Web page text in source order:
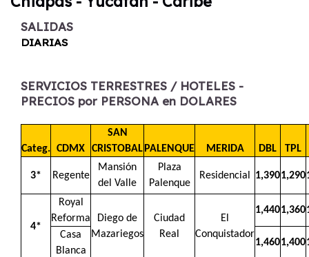
dashboard Hoteles 5*
SALIDAS
DIARIAS
SERVICIOS TERRESTRES / HOTELES -
PRECIOS por PERSONA en DOLARES
Categ. CDMX
SAN
CRISTOBAL PALENQUE MERIDA DBL TPL
3* Regente
Mansión
del Valle
Plaza
Palenque
Residencial 1,3901,290
4*
Royal
Reforma
Diego de
Mazariegos
Ciudad
Real
El
Conquistador
1,4401,360
Casa
Blanca
1,4601,400